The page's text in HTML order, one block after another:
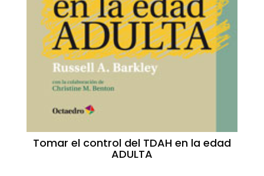
Tomar el control del TDAH en la edad
ADULTA